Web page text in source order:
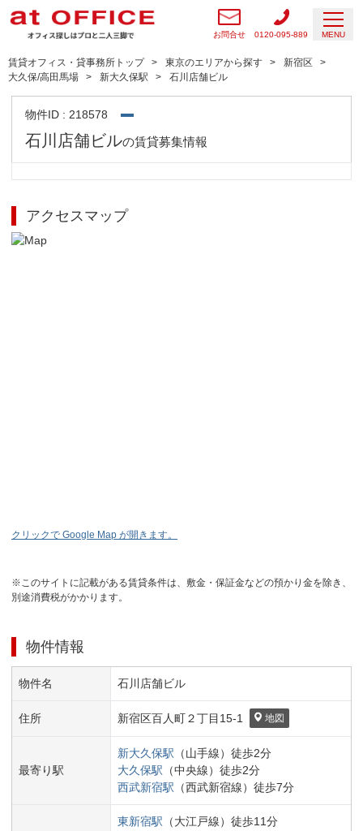
お問合せ 0120-095-889 MENU
賃貸オフィス・貸事務所トップ 東京のエリアから探す
新宿区
大久保/高田馬場
新大久保駅 石川店舗ビル
物件ID : 218578
石川店舗ビルの賃貸募集情報
アクセスマップ
クリックで Google Map が開きます。
※このサイトに記載がある賃貸条件は、敷金・保証金などの預かり金を除き、
別途消費税がかかります。
物件情報
物件名 石川店舗ビル
住所 新宿区百人町２丁目 15-1 地図
最寄り駅
新大久保駅 （山手線） 徒歩2分
大久保駅 （中央線） 徒歩2分
西武新宿駅 （西武新宿線） 徒歩7分
東新宿駅 （大江戸線） 徒歩11分